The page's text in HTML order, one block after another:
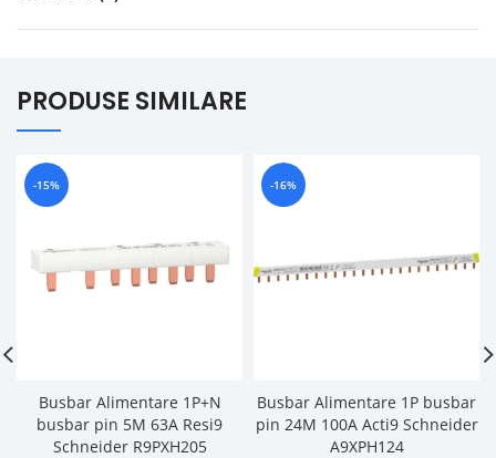
PRODUSE SIMILARE
-15%
Busbar Alimentare 1P+N
busbar pin 5M 63A Resi9
Schneider R9PXH205
-16%
Busbar Alimentare 1P busbar
pin 24M 100A Acti9 Schneider
A9XPH124